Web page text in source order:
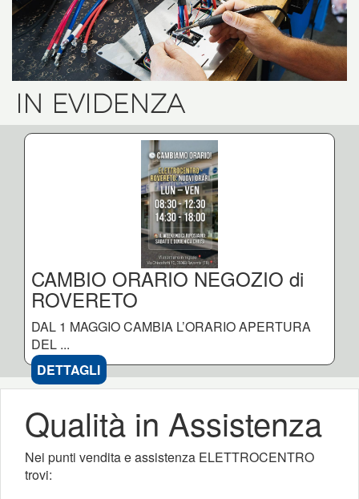
IN EVIDENZA
CAMBIO ORARIO NEGOZIO di
ROVERETO
DAL 1 MAGGIO CAMBIA L’ORARIO APERTURA
DEL ...
DETTAGLI
Qualità in Assistenza
Nei punti vendita e assistenza ELETTROCENTRO
trovi: